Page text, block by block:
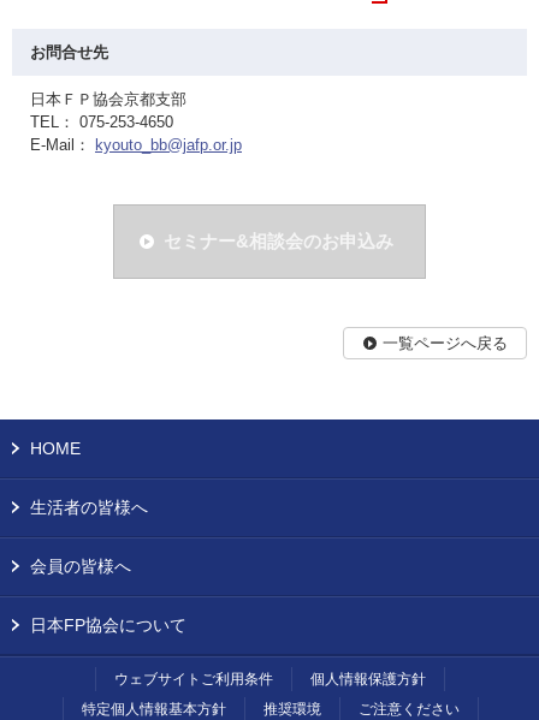
お問合せ先
日本ＦＰ協会京都支部
TEL： 075-253-4650
E-Mail：
kyouto_bb@jafp.or.jp
セミナー&相談会のお申込み
一覧ページへ戻る
HOME
生活者の皆様へ
会員の皆様へ
日本FP協会について
ウェブサイトご利用条件
個人情報保護方針
特定個人情報基本方針
推奨環境 ご注意ください